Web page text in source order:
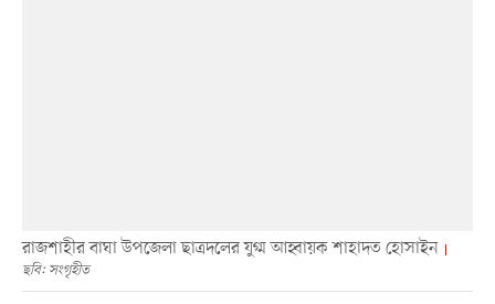
রাজশাহীর বাঘা উপজেলা ছাত্রদলের যুগ্ম আহ্বায়ক শাহাদত হোসাইন
ছবি: সংগৃহীত